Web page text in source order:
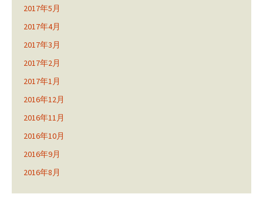
2017年5月
2017年4月
2017年3月
2017年2月
2017年1月
2016年12月
2016年11月
2016年10月
2016年9月
2016年8月